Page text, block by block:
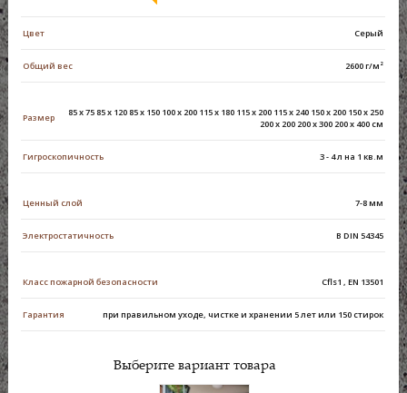
Цвет Серый
Общий вес 2600 г/м²
Размер
85 x 75 85 x 120 85 x 150 100 x 200 115 x 180 115 x 200 115 x 240 150 x 200 150 x 250
200 x 200 200 x 300 200 x 400 см
Гигроскопичность 3 - 4 л на 1 кв.м
Ценный слой 7-8 мм
Электростатичность В DIN 54345
Класс пожарной безопасности Cfls1 , EN 13501
Гарантия при правильном уходе, чистке и хранении 5 лет или 150 стирок
Выберите вариант товара